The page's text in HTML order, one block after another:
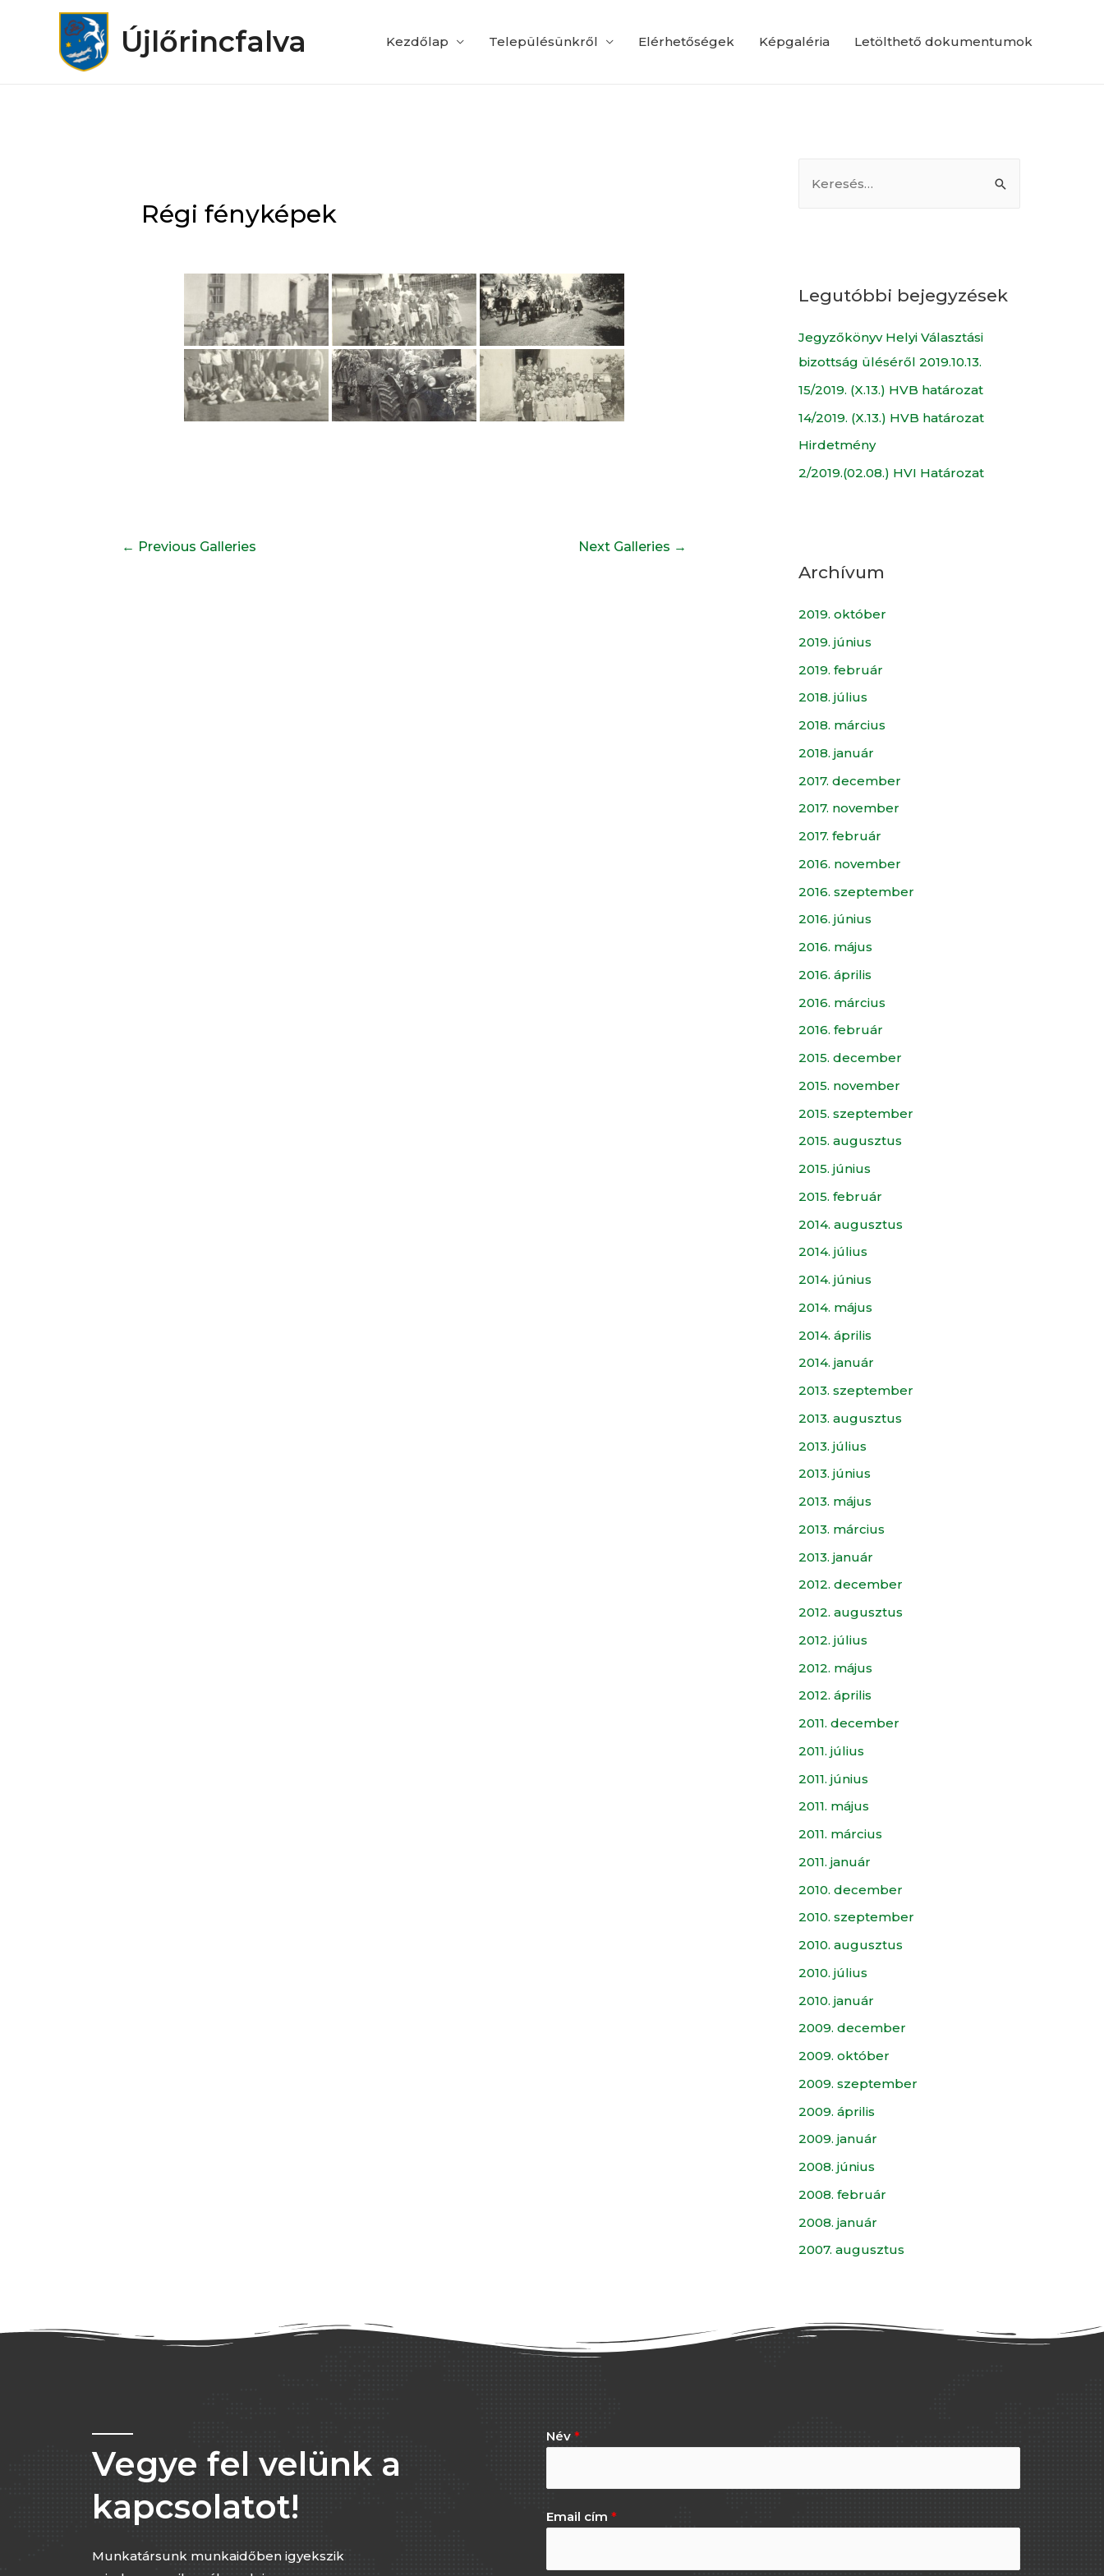
Újlőrincfalva Kezdőlap Településünkről Elérhetőségek Képgaléria Letölthető dokumentumok
Régi fényképek
← Previous Galleries Next Galleries →
Legutóbbi bejegyzések
Jegyzőkönyv Helyi Választási
bizottság üléséről 2019.10.13.
15/2019. (X.13.) HVB határozat
14/2019. (X.13.) HVB határozat
Hirdetmény
2/2019.(02.08.) HVI Határozat
Archívum
2019. október
2019. június
2019. február
2018. július
2018. március
2018. január
2017. december
2017. november
2017. február
2016. november
2016. szeptember
2016. június
2016. május
2016. április
2016. március
2016. február
2015. december
2015. november
2015. szeptember
2015. augusztus
2015. június
2015. február
2014. augusztus
2014. július
2014. június
2014. május
2014. április
2014. január
2013. szeptember
2013. augusztus
2013. július
2013. június
2013. május
2013. március
2013. január
2012. december
2012. augusztus
2012. július
2012. május
2012. április
2011. december
2011. július
2011. június
2011. május
2011. március
2011. január
2010. december
2010. szeptember
2010. augusztus
2010. július
2010. január
2009. december
2009. október
2009. szeptember
2009. április
2009. január
2008. június
2008. február
2008. január
2007. augusztus
Vegye fel velünk a
kapcsolatot!
Munkatársunk munkaidőben igyekszik
Név *
Email cím *